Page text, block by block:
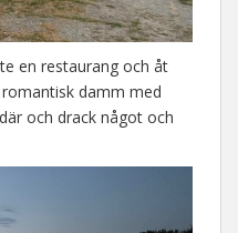
en restaurang och åt
damm med
och drack något och